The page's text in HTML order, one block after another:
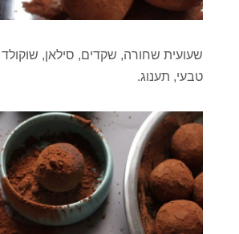
שעועית שחורה, שקדים, סילאן,
טבעי, תענוג.